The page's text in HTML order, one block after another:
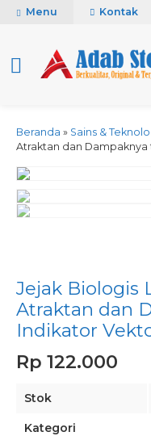
Menu Kontak
Beranda » Sains &
Atraktan dan
Jejak Biologis
Atraktan dan
Indikator
Rp 122.000
Stok
Kategori